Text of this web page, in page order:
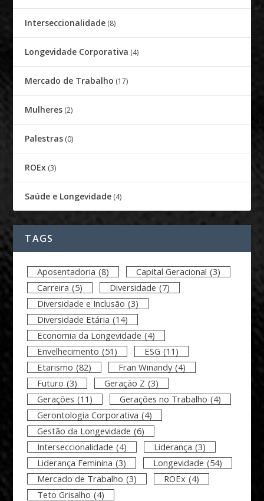
Interseccionalidade (8)
Longevidade Corporativa (4)
Mercado de Trabalho (17)
Mulheres (2)
Palestras (0)
ROEx (3)
Saúde e Longevidade (4)
TAGS
Aposentadoria (8) Capital Geracional (3)
Carreira (5) Diversidade (7)
Diversidade e Inclusão (3)
Diversidade Etária (14)
Economia da Longevidade (4)
Envelhecimento (51) ESG (11)
Etarismo (82) Fran Winandy (4)
Futuro (3) Geração Z (3)
Gerações (11) Gerações no Trabalho (4)
Gerontologia Corporativa (4)
Gestão da Longevidade (6)
Interseccionalidade (4) Liderança (3)
Liderança Feminina (3) Longevidade (54)
Mercado de Trabalho (3) ROEx (4)
Teto Grisalho (4)